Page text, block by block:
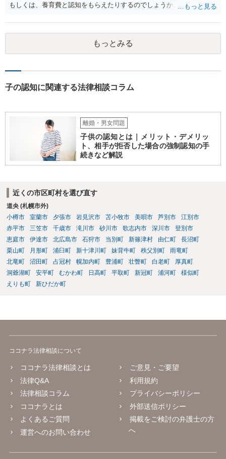
もしくは、養育費と認知をもらえたりするのでしょうか、 相手が認知
す。 また、認知されたことを前提に、父親として子を養う義務があり
ますので、 養育費を請求できます。 ただ、極端な話相手に収入がなか
ったり、行方不明だったりすると、実際上の回収が難しい可能性はあ
ります。
もっとみる
子の認知に関連する法律相談コラム
離婚・男女問題
子供の認知とは｜メリット・デメリッ
ト、相手が拒否した場合の強制認知の手
続きなど解説
近くの市区町村を選び直す
道央 (札幌市外)
小樽市
室蘭市 夕張市 岩見沢市 苫小牧市 美唄市 芦別市
江別市
赤平市
三笠市 千歳市 滝川市 砂川市 歌志内市 深川市
登別市
恵庭市
伊達市 北広島市 石狩市 当別町 新篠津村 由仁町
長沼町
栗山町
月形町 浦臼町 新十津川町 妹背牛町 秩父別町
雨竜町
北竜町
沼田町 占冠村 幌加内町 豊浦町 壮瞥町 白老町
厚真町
洞爺湖町
安平町 むかわ町 日高町 平取町 新冠町 浦河町
様似町
えりも町
新ひだか町
ココナラ法律相談について
ココナラ法律相談とは
法律Q&A
法律相談コラム
ココナラとは
よくあるご質問
運営へのお問い合わせ
ご意見・ご要望
利用規約
プライバシーポリシー
外部送信ポリシー
掲載をご検討の弁護士の方
へ